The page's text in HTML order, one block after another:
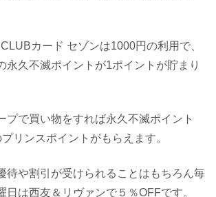
カード セゾンは1000円の利用で、
永久不滅ポイントが1ポイントが貯まり
プで買い物をすれば永久不滅ポイント
リンスポイントがもらえます。
待や割引が受けられることはもちろん毎
日は西友＆リヴァンで５％OFFです。